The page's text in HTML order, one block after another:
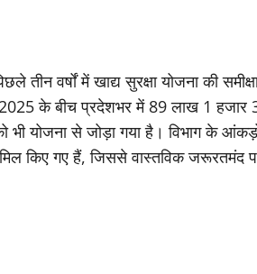
तीन वर्षों में खाद्य सुरक्षा योजना की
के बीच प्रदेशभर में 89 लाख 1 हजार
भी योजना से जोड़ा गया है। विभाग के
किए गए हैं, जिससे वास्तविक जरूरतमंद